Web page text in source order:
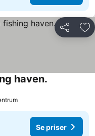
Dela
haven.
Se priser